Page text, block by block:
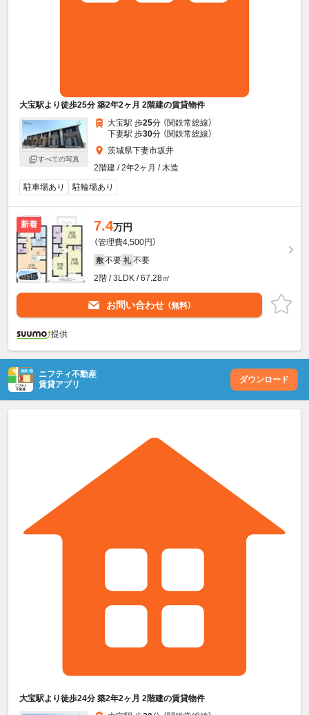
大宝駅より徒歩25分 築2年2ヶ月 2階建の賃貸物件
すべての写真
大宝駅 歩25分 （関鉄常総線）
下妻駅 歩30分 （関鉄常総線）
茨城県下妻市坂井
2階建 / 2年2ヶ月 / 木造
駐車場あり
駐輪場あり
新着 7.4万円
（管理費4,500円）
敷 不要 礼 不要
2階 / 3LDK / 67.28㎡
お問い合わせ （無料）
提供
ニフティ不動産
賃貸アプリ
ダウンロード
大宝駅より徒歩24分 築2年2ヶ月 2階建の賃貸物件